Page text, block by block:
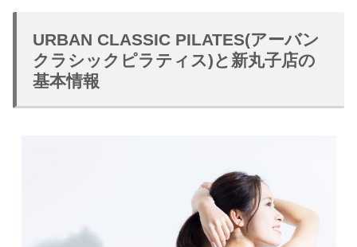
URBAN CLASSIC PILATES(アーバン
クラシックピラティス)と新丸子店の
基本情報